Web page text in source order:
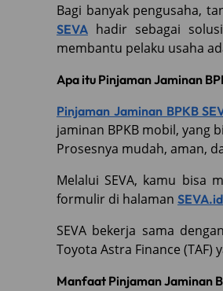
Bagi banyak pengusaha,
SEVA hadir sebagai
membantu pelaku usaha
Apa itu Pinjaman Jaminan
Pinjaman Jaminan BPKB
jaminan BPKB mobil, yang
Prosesnya mudah, aman,
Melalui SEVA, kamu bisa
formulir di halaman SEVA.id
SEVA bekerja sama
Toyota Astra Finance
Manfaat Pinjaman Jaminan